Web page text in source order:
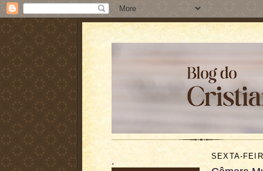
. SEXTA-